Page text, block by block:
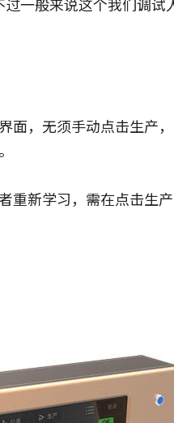
面，无须手动点击生产
重新学习，需在点击生